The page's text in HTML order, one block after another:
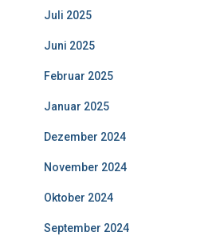
Juli 2025
Juni 2025
Februar 2025
Januar 2025
Dezember 2024
November 2024
Oktober 2024
September 2024